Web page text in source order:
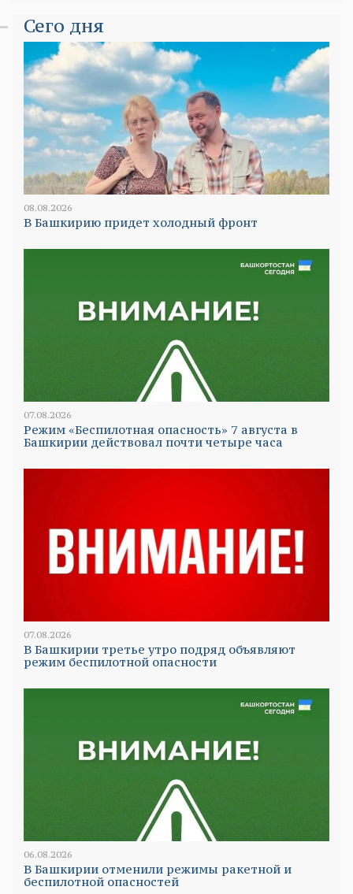
Сего дня
08.08.2026
В Башкирию придет холодный фронт
07.08.2026
Режим «Беспилотная опасность» 7 августа в
Башкирии действовал почти четыре часа
07.08.2026
В Башкирии третье утро подряд объявляют
режим беспилотной опасности
06.08.2026
В Башкирии отменили режимы ракетной и
беспилотной опасностей